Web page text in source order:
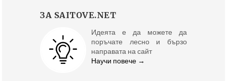
ЗА SAITOVE.NET
Идеята е да можете да
поръчате лесно и бързо
направата на сайт
Научи повече →